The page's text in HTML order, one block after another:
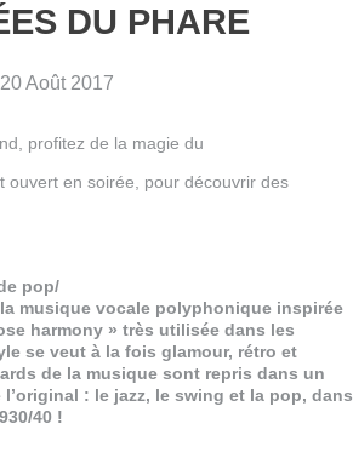
DU PHARE
Août 2017
profitez de la magie du
ouvert en soirée, pour découvrir des
pop/
musique vocale polyphonique inspirée
harmony » très utilisée dans les
se veut à la fois glamour, rétro et
de la musique sont repris dans un
: le jazz, le swing et la pop, dans
40 !